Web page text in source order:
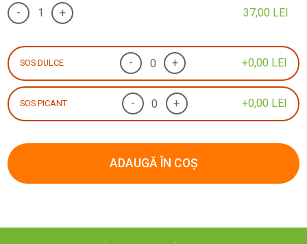
- + 37,00 LEI
SOS DULCE - + +0,00 LEI
SOS PICANT - + +0,00 LEI
ADAUGĂ ÎN COȘ